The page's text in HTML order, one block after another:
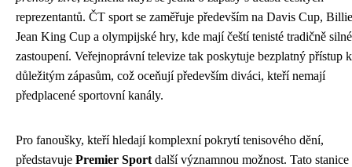
reprezentantů. ČT sport se zaměřuje především na Davis Cup, Billie
Jean King Cup a olympijské hry, kde mají čeští tenisté tradičně silné
zastoupení. Veřejnoprávní televize tak poskytuje bezplatný přístup k
důležitým zápasům, což oceňují především diváci, kteří nemají
předplacené sportovní kanály.
Pro fanoušky, kteří hledají komplexní pokrytí tenisového dění,
představuje Premier Sport další významnou možnost. Tato stanice